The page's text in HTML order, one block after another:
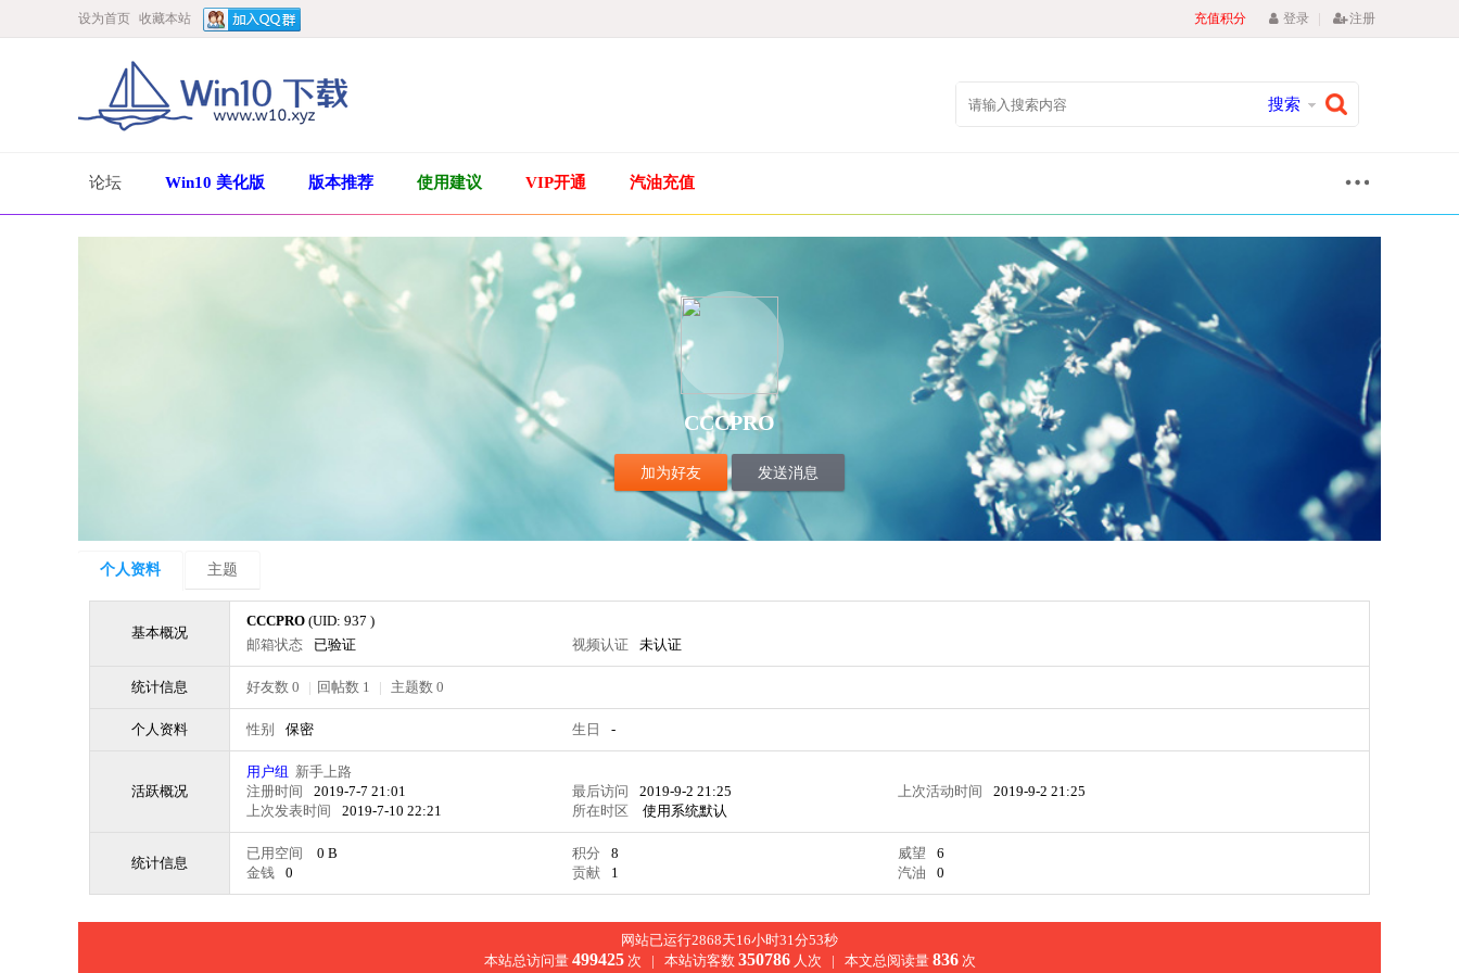
设为首页 收藏本站 充值积分 登录 | 注册
搜索
论坛 Win10 美化版 版本推荐 使用建议 VIP开通 汽油充值
CCCPRO
加为好友 发送消息
个人资料 主题
基本概况
CCCPRO (UID: 937 )
邮箱状态
已验证 视频认证 未认证
统计信息 好友数 0 | 回帖数 1 | 主题数 0
个人资料 性别 保密 生日 -
活跃概况
用户组 新手上路
注册时间
2019-7-7 21:01 最后访问 2019-9-2 21:25 上次活动时间
2019-9-2 21:25
上次发表时间
2019-7-10 22:21 所在时区 使用系统默认
统计信息
已用空间 0 B 积分 8 威望
6
金钱
0 贡献 1 汽油 0
网站已运行2868天16小时31分54秒
本站总访问量 499425次 | 本站访客数 350786人次 | 本文总阅读量 836次